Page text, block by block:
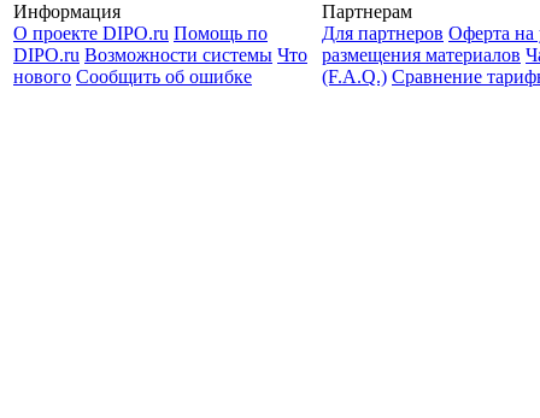
Информация
О проекте DIPO.ru Помощь по
DIPO.ru Возможности системы Что
нового Сообщить об ошибке
Партнерам
Для партнеров Оферта на
размещения материалов
(F.A.Q.) Cравнение